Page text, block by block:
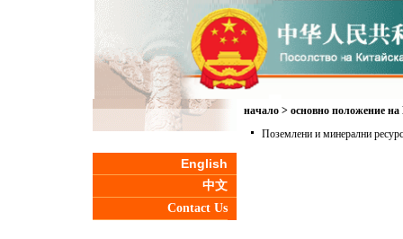
English
中文
Contact Us
начало> основно положение
Поземлени и минерални